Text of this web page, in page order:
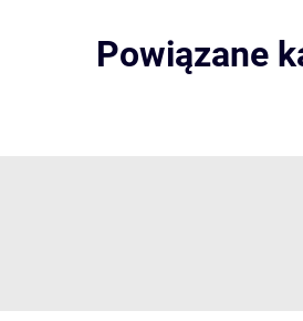
Powiązane